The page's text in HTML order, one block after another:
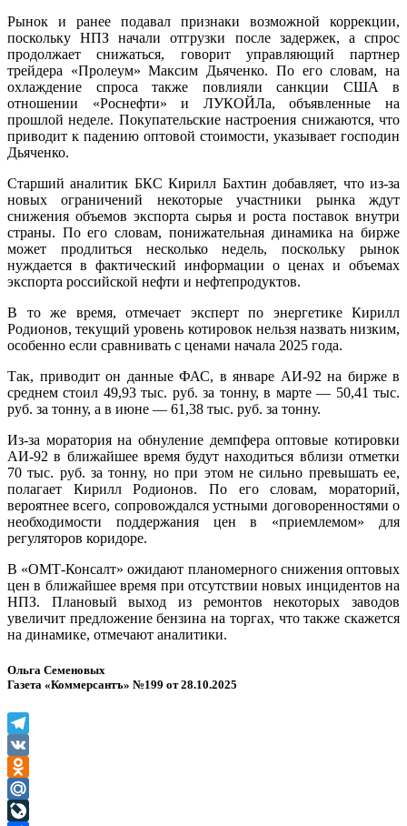
Рынок и ранее подавал признаки возможной коррекции,
поскольку НПЗ начали отгрузки после задержек, а спрос
продолжает снижаться, говорит управляющий партнер
трейдера «Пролеум» Максим Дьяченко. По его словам, на
охлаждение спроса также повлияли санкции США в
отношении «Роснефти» и ЛУКОЙЛа, объявленные на
прошлой неделе. Покупательские настроения снижаются, что
приводит к падению оптовой стоимости, указывает господин
Дьяченко.
Старший аналитик БКС Кирилл Бахтин добавляет, что из-за
новых ограничений некоторые участники рынка ждут
снижения объемов экспорта сырья и роста поставок внутри
страны. По его словам, понижательная динамика на бирже
может продлиться несколько недель, поскольку рынок
нуждается в фактический информации о ценах и объемах
экспорта российской нефти и нефтепродуктов.
В то же время, отмечает эксперт по энергетике Кирилл
Родионов, текущий уровень котировок нельзя назвать низким,
особенно если сравнивать с ценами начала 2025 года.
Так, приводит он данные ФАС, в январе АИ-92 на бирже в
среднем стоил 49,93 тыс. руб. за тонну, в марте — 50,41 тыс.
руб. за тонну, а в июне — 61,38 тыс. руб. за тонну.
Из-за моратория на обнуление демпфера оптовые котировки
АИ-92 в ближайшее время будут находиться вблизи отметки
70 тыс. руб. за тонну, но при этом не сильно превышать ее,
полагает Кирилл Родионов. По его словам, мораторий,
вероятнее всего, сопровождался устными договоренностями о
необходимости поддержания цен в «приемлемом» для
регуляторов коридоре.
В «ОМТ-Консалт» ожидают планомерного снижения оптовых
цен в ближайшее время при отсутствии новых инцидентов на
НПЗ. Плановый выход из ремонтов некоторых заводов
увеличит предложение бензина на торгах, что также скажется
на динамике, отмечают аналитики.
Ольга Семеновых
Газета «Коммерсантъ» №199 от 28.10.2025
Telegram
VK
Odnoklassniki
Mail.Ru